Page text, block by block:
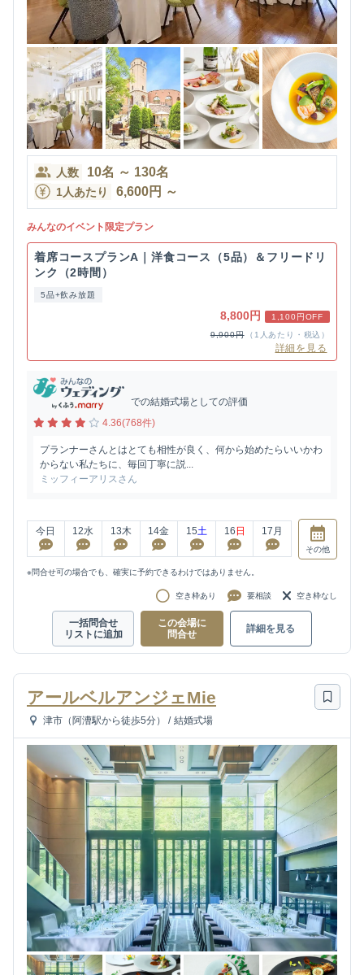
人数 10名 ～ 130名
1人あたり 6,600円 ～
みんなのイベント限定プラン
着席コースプランA｜洋食コース（5品）＆フリードリ
ンク（2時間）
5品+飲み放題
8,800円
1,100円OFF
9,900円
（1人あたり・税込）
詳細を見る
での結婚式場としての評価
4.36(768件)
プランナーさんとはとても相性が良く、何から始めたらいいかわ
からない私たちに、毎回丁寧に説...
ミッフィーアリスさん
今日 12水 13木 14金 15土 16 日 17 月
その他
※問合せ可の場合でも、確実に予約できるわけではありません。
空き枠あり 要相談 空き枠なし
一括問合せ
リストに追加
この会場に
問合せ
詳細を見る
アールベルアンジェMie
津市（阿漕駅から徒歩5分） / 結婚式場